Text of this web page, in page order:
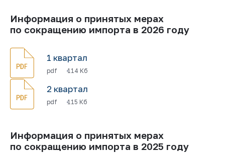
Информация о принятых мерах
по сокращению импорта в 2026 году
1 квартал
pdf 114 Кб
2 квартал
pdf 115 Кб
Информация о принятых мерах
по сокращению импорта в 2025 году